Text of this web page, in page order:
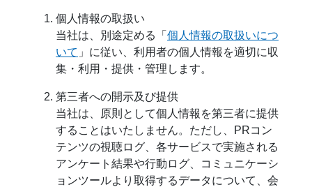
個人情報の取扱い
当社は、別途定める「 個人情報の取扱いにつ
いて 」に従い、利用者の個人情報を適切に収
集・利用・提供・管理します。
第三者への開示及び提供
当社は、原則として個人情報を第三者に提供
することはいたしません。ただし、PRコン
テンツの視聴ログ、各サービスで実施される
アンケート結果や行動ログ、コミュニケーシ
ョンツールより取得するデータについて、会